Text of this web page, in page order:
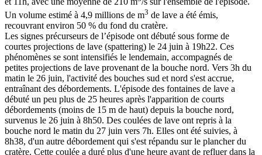
Un volume estimé à 4,9 millions de m3 de lave a été émis,
recouvrant environ 50 % du fond du cratère.
Les signes précurseurs de l’épisode ont débuté sous forme de
courtes projections de lave (spattering) le 24 juin à 19h22. Ces
phénomènes se sont intensifiés le lendemain, accompagnés de
petites projections de lave provenant de la bouche nord. Vers 3h du
matin le 26 juin, l'activité des bouches sud et nord s'est accrue,
entraînant des débordements. L'épisode des fontaines de lave a
débuté un peu plus de 25 heures après l'apparition de courts
débordements (moins de 15 m de haut) depuis la bouche nord,
survenus le 26 juin à 8h50. Des coulées de lave ont repris à la
bouche nord le matin du 27 juin vers 7h. Elles ont été suivies, à
8h38, d'un autre débordement qui s'est répandu sur le plancher du
cratère. Cette coulée a duré plus d'une heure avant de refluer dans la